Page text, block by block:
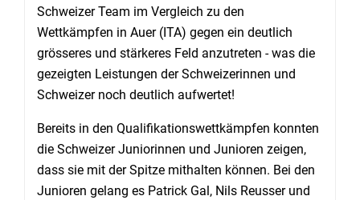
Schweizer Team im Vergleich zu den
Wettkämpfen in Auer (ITA) gegen ein deutlich
grösseres und stärkeres Feld anzutreten - was die
gezeigten Leistungen der Schweizerinnen und
Schweizer noch deutlich aufwertet!
Bereits in den Qualifikationswettkämpfen konnten
die Schweizer Juniorinnen und Junioren zeigen,
dass sie mit der Spitze mithalten können. Bei den
Junioren gelang es Patrick Gal, Nils Reusser und